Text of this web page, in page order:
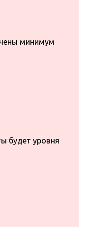
минимум
будет уровня